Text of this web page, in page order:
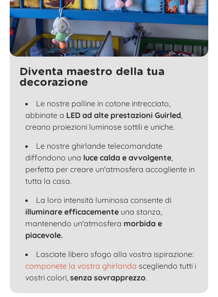
Diventa maestro della tua
decorazione
Le nostre palline in cotone intrecciato,
abbinate a LED ad alte prestazioni Guirled,
creano proiezioni luminose sottili e uniche.
Le nostre ghirlande telecomandate
diffondono una luce calda e avvolgente,
perfetta per creare un'atmosfera accogliente in
tutta la casa.
La loro intensità luminosa consente di
illuminare efficacemente una stanza,
mantenendo un'atmosfera morbida e
piacevole.
Lasciate libero sfogo alla vostra ispirazione:
componete la vostra ghirlanda scegliendo tutti i
vostri colori, senza sovrapprezzo.